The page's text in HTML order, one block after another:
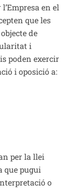
en el
que les
de
i
poden exercir
i oposició a:
per la llei
que pugui
o